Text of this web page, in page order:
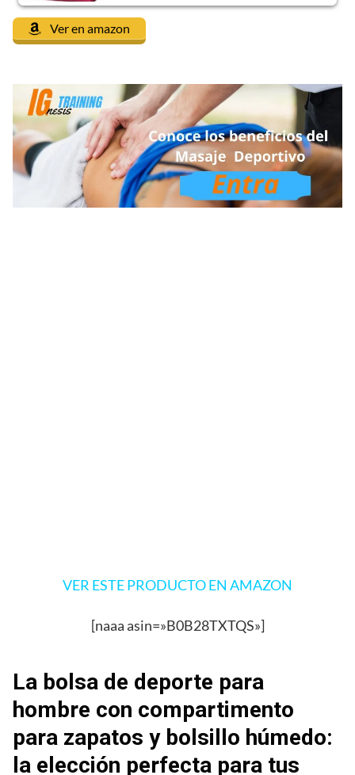
Ver en amazon
VER ESTE PRODUCTO EN AMAZON
[naaa asin=»B0B28TXTQS»]
La bolsa de deporte para
hombre con compartimento
para zapatos y bolsillo húmedo:
la elección perfecta para tus